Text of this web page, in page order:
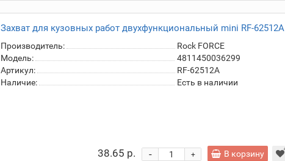
Захват для кузовных работ двухфункциональный mini RF-62512A
Производитель:
Rock FORCE
Модель:
4811450036299
Артикул:
RF-62512A
Наличие:
Есть в наличии
38.65 р. +
- В корзину